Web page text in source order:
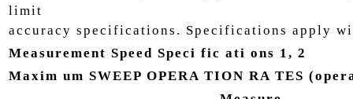
limit
accuracy specifications. Specifications apply
Measurement Speed Speci fic ati ons 1, 2
Maxim um SWEEP OPERA TION RA TES